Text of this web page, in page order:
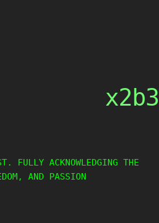
x2b3
FULLY ACKNOWLEDGING THE
AND PASSION